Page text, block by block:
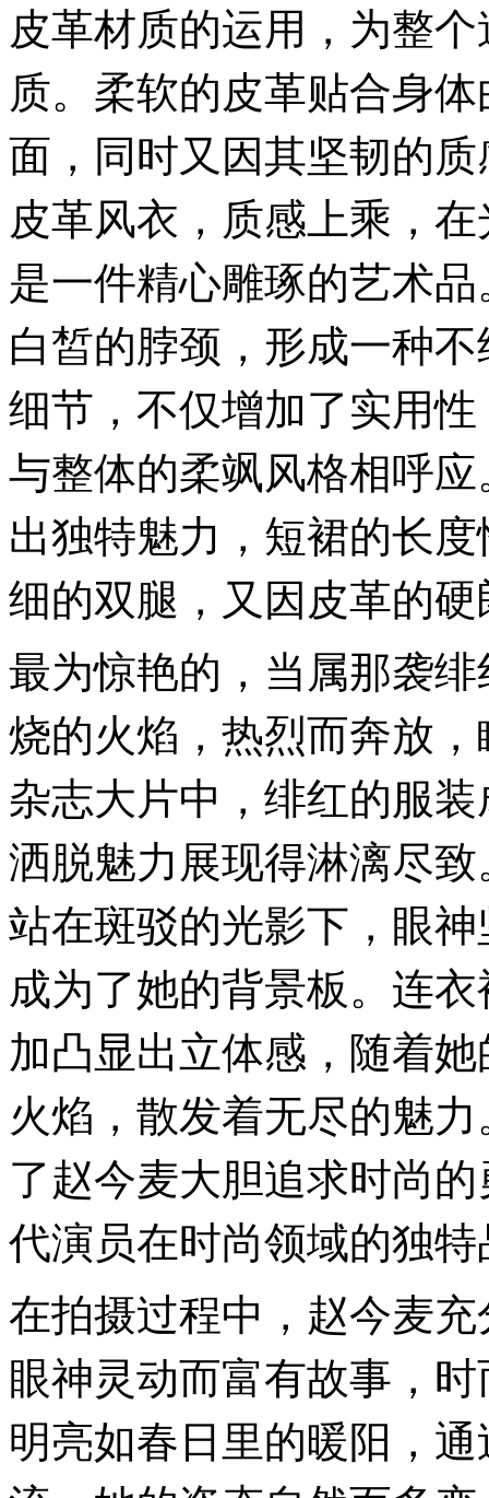
皮革材质的运用，为整
质。柔软的皮革贴合身
面，同时又因其坚韧的
皮革风衣，质感上乘，
是一件精心雕琢的艺术
白皙的脖颈，形成一种
细节，不仅增加了实用
与整体的柔飒风格相呼
出独特魅力，短裙的长
细的双腿，又因皮革的
最为惊艳的，当属那袭
烧的火焰，热烈而奔放
杂志大片中，绯红的服
洒脱魅力展现得淋漓尽
站在斑驳的光影下，眼
成为了她的背景板。连
加凸显出立体感，随着
火焰，散发着无尽的魅
了赵今麦大胆追求时尚
代演员在时尚领域的独
在拍摄过程中，赵今麦
眼神灵动而富有故事，
明亮如春日里的暖阳，